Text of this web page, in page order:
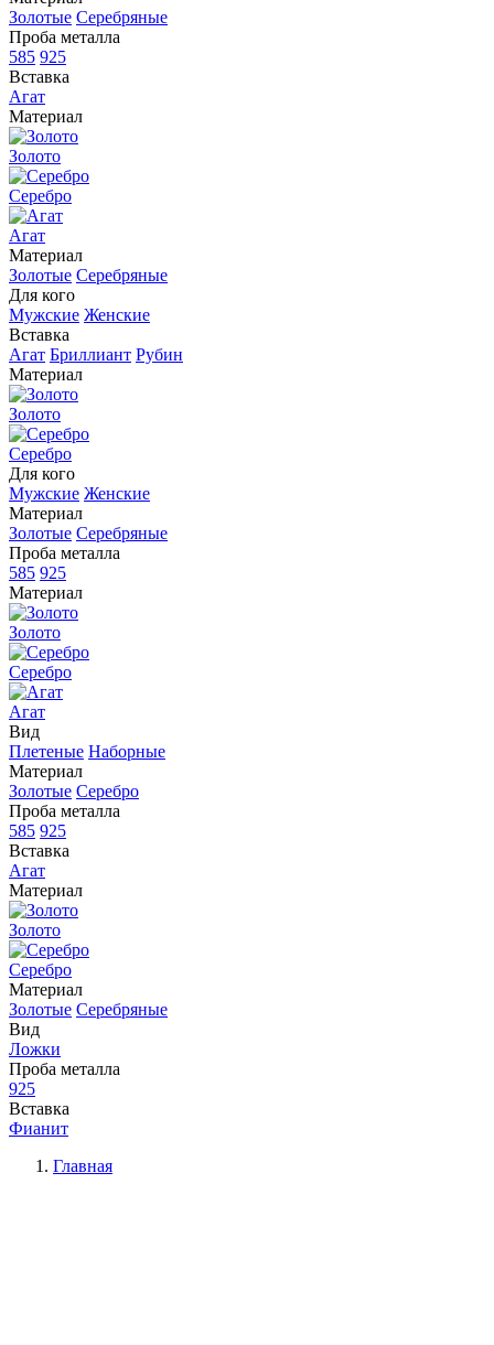
Золотые Серебряные
Проба металла
585 925
Вставка
Агат
Материал
Золото
Серебро
Агат
Материал
Золотые Серебряные
Для кого
Мужские Женские
Вставка
Агат Бриллиант Рубин
Материал
Золото
Серебро
Для кого
Мужские Женские
Материал
Золотые Серебряные
Проба металла
585 925
Материал
Золото
Серебро
Агат
Вид
Плетеные Наборные
Материал
Золотые Серебро
Проба металла
585 925
Вставка
Агат
Материал
Золото
Серебро
Материал
Золотые Серебряные
Вид
Ложки
Проба металла
925
Вставка
Фианит
Главная